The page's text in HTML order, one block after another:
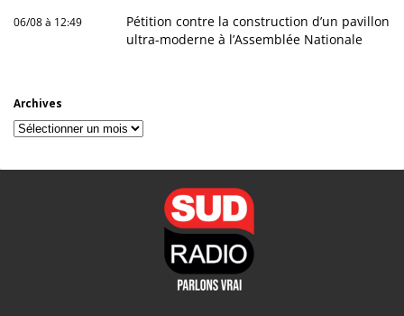
06/08 à 12:49
Pétition contre la construction d’un pavillon
ultra-moderne à l’Assemblée Nationale
Archives
Archives